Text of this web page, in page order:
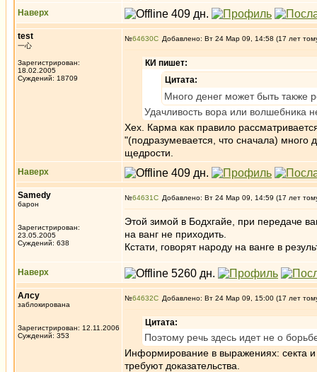
Наверх
test
一心
Зарегистрирован:
18.02.2005
Суждений: 18709
№64630 Добавлено: Вт 24 Мар 09, 14:58 (17 лет
КИ пишет:
Цитата:
Много денег может быть также
Удачливость вора или волшебника
Хех. Карма как правило
"(подразумевается, что сначала) много
щедрости.
Наверх
Samedy
барон
Зарегистрирован:
23.05.2005
Суждений: 638
№64631 Добавлено: Вт 24 Мар 09, 14:59 (17 лет
Этой зимой в Бодхгайе, при передаче
на ванг не приходить.
Кстати, говорят народу на ванге в
Наверх
Алсу
заблокирована
Зарегистрирован: 12.11.2006
Суждений: 353
№64632 Добавлено: Вт 24 Мар 09, 15:00 (17 лет
Цитата:
Поэтому речь здесь идет не о
Информирование в выражениях: секта и
требуют доказательства.